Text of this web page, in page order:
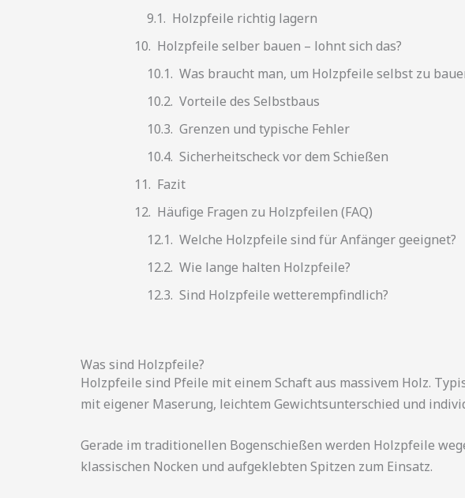
Holzpfeile richtig lagern
Holzpfeile selber bauen – lohnt sich das?
Was braucht man, um Holzpfeile selbst zu
Vorteile des Selbstbaus
Grenzen und typische Fehler
Sicherheitscheck vor dem Schießen
Fazit
Häufige Fragen zu Holzpfeilen (FAQ)
Welche Holzpfeile sind für Anfänger geeignet?
Wie lange halten Holzpfeile?
Sind Holzpfeile wetterempfindlich?
Was sind Holzpfeile?
Holzpfeile sind Pfeile mit einem Schaft aus massivem Holz.
mit eigener Maserung, leichtem Gewichtsunterschied und
Gerade im traditionellen Bogenschießen werden Holzpfeile
klassischen Nocken und aufgeklebten Spitzen zum Einsatz.